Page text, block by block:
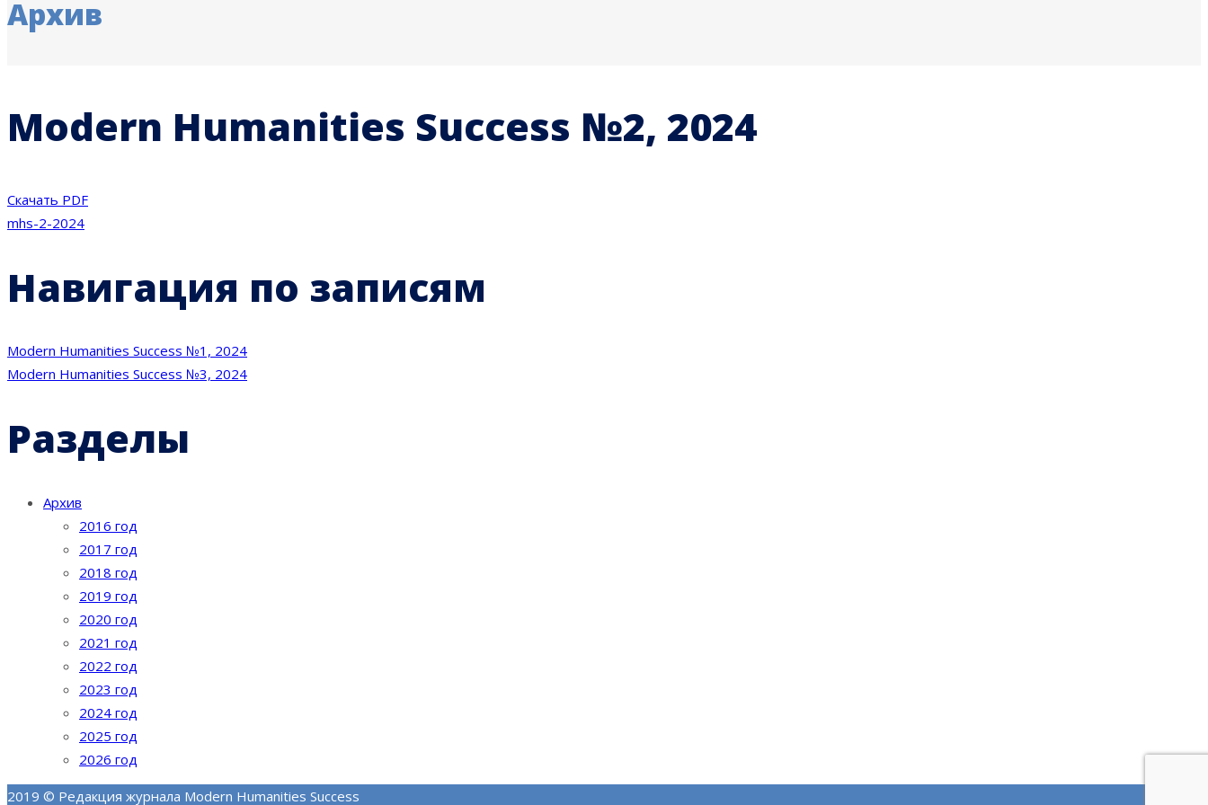
Архив
Modern Humanities Success №2, 2024
Скачать PDF
mhs-2-2024
Навигация по записям
Modern Humanities Success №1, 2024
Modern Humanities Success №3, 2024
Разделы
Архив
2016 год
2017 год
2018 год
2019 год
2020 год
2021 год
2022 год
2023 год
2024 год
2025 год
2026 год
2019 © Редакция журнала Modern Humanities Success